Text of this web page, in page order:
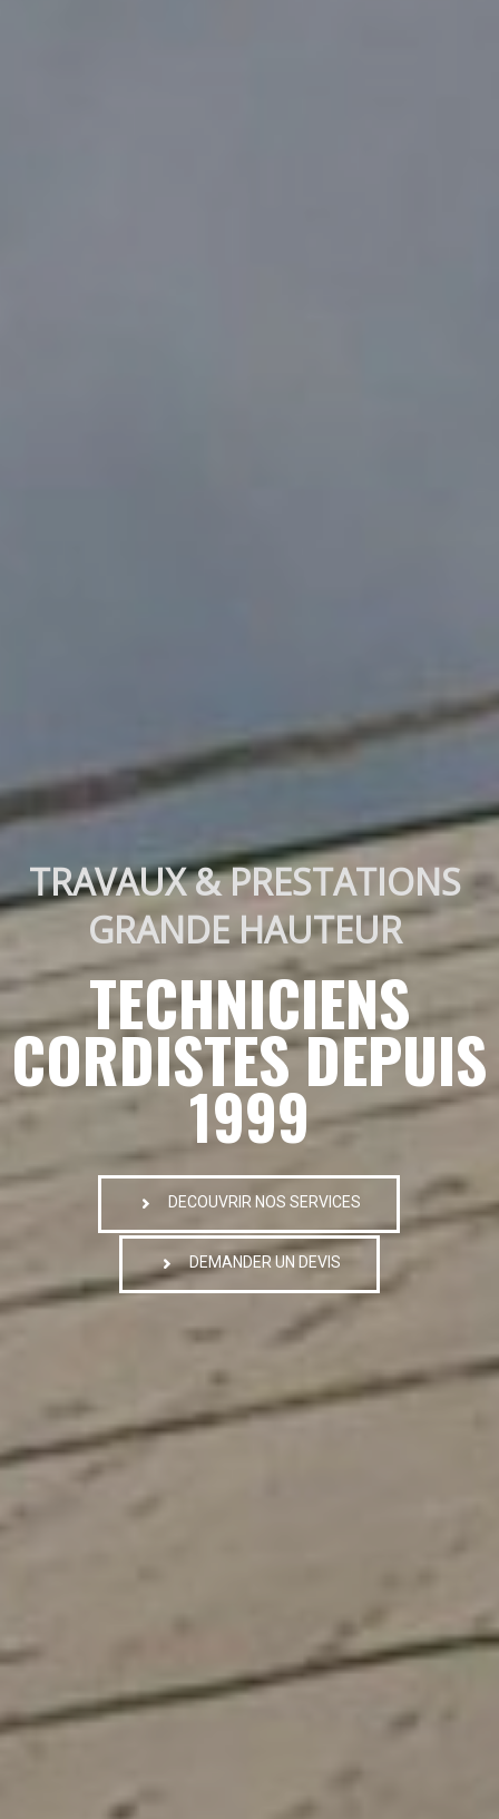
TRAVAUX & PRESTATIONS
GRANDE HAUTEUR
TECHNICIENS
CORDISTES DEPUIS
1999
DECOUVRIR NOS SERVICES
DEMANDER UN DEVIS